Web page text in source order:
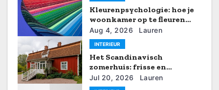
a
t
i
Kleurenpsychologie: hoe je
woonkamer op te fleuren
met zomerse tinten
Aug 4, 2026 Lauren
INTERIEUR
Het Scandinavisch
zomerhuis: frisse en
rustgevende interieurideeën
Jul 20, 2026 Lauren